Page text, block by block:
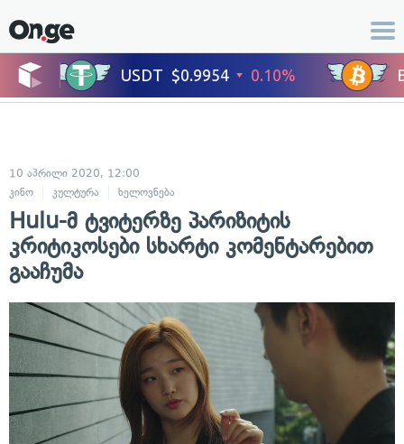
10 აპრილი 2020, 12:00
კინო
კულტურა ხელოვნება
Hulu-მ ტვიტერზე პარიზიტის
კრიტიკოსები სხარტი კომენტარებით
გააჩუმა